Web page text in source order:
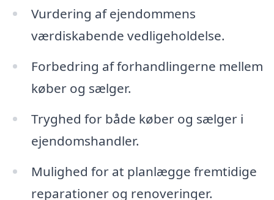
Vurdering af ejendommens
værdiskabende vedligeholdelse.
Forbedring af forhandlingerne mellem
køber og sælger.
Tryghed for både køber og sælger i
ejendomshandler.
Mulighed for at planlægge fremtidige
reparationer og renoveringer.